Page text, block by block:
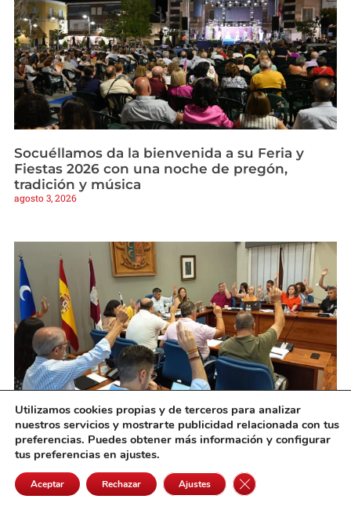
Socuéllamos da la bienvenida a su Feria y
Fiestas 2026 con una noche de pregón,
tradición y música
agosto 3, 2026
El Pleno de Campo de Criptana aprueba los
nuevos planes de emergencia municipales
agosto 3, 2026
Utilizamos cookies propias y de terceros para analizar
nuestros servicios y mostrarte publicidad relacionada con tus
preferencias. Puedes obtener más información y configurar
tus preferencias en ajustes.
Aceptar Rechazar Ajustes Cerrar el banner de